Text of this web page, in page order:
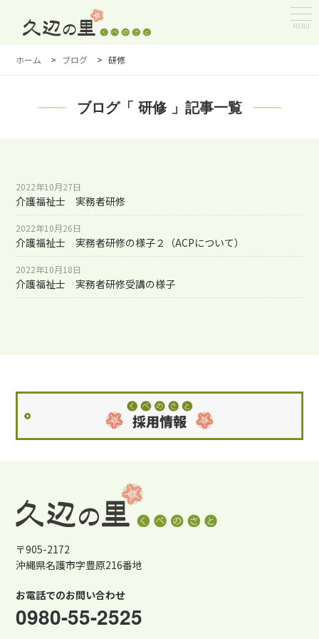
MENU
ホーム > ブログ > 研修
ブログ「 研修 」記事一覧
2022年10月27日
介護福祉士 実務者研修
2022年10月26日
介護福祉士 実務者研修の様子２（ACPについて）
2022年10月18日
介護福祉士 実務者研修受講の様子
〒905-2172
沖縄県名護市字豊原216番地
お電話でのお問い合わせ
0980-55-2525